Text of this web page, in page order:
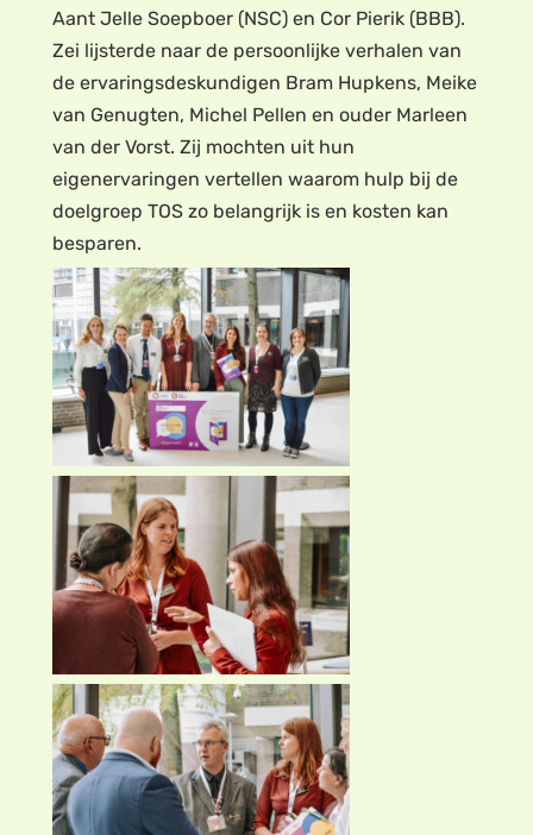
Aant Jelle Soepboer (NSC) en Cor Pierik (BBB).
Zei lijsterde naar de persoonlijke verhalen van
de ervaringsdeskundigen Bram Hupkens, Meike
van Genugten, Michel Pellen en ouder Marleen
van der Vorst. Zij mochten uit hun
eigenervaringen vertellen waarom hulp bij de
doelgroep TOS zo belangrijk is en kosten kan
besparen.